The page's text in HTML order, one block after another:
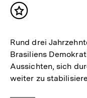
Inhalt
Rund drei
Brasiliens
Aussichten, sich
weiter zu